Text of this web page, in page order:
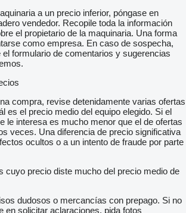
a un precio inferior, póngase en
vendedor. Recopile toda la información
el propietario de la maquinaria. Una forma
como empresa. En caso de sospecha,
formulario de comentarios y sugerencias
compra, revise detenidamente varias ofertas
es el precio medio del equipo elegido. Si el
le interesa es mucho menor que el de ofertas
veces. Una diferencia de precio significativa
ocultos o a un intento de fraude por parte
cuyo precio diste mucho del precio medio de
dudosos o mercancías con prepago. Si no
en solicitar aclaraciones, pida fotos